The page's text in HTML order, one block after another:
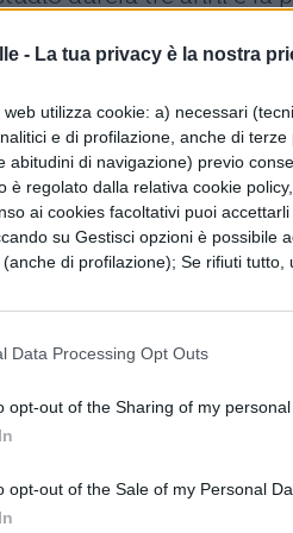
- La tua privacy è la nostra
utilizza cookie: a) necessari
e di profilazione, anche di
abitudini di navigazione) previo
è regolato dalla relativa cookie policy,
ai cookies facoltativi puoi
su Gestisci opzioni è possibile
di profilazione); Se rifiuti
Data Processing Opt Outs
opt-out of the Sharing of my personal
opt-out of the Sale of my Personal
scienziati
.
particolare dal San
a bambini affetti a
nell'insegnare. E così
Tony
di Plymouth e
ed in Svizzera (presso la
sostengono i
sempre dell'anima".